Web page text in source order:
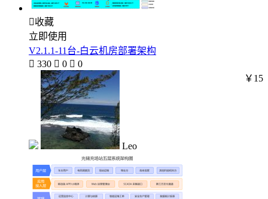
收藏
立即使用
V2.1.1-11台-白云机房部署架构
 330  0  0
Leo
￥15